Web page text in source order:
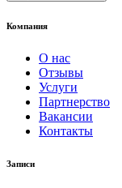
Компания
О нас
Отзывы
Услуги
Партнерство
Вакансии
Контакты
Записи